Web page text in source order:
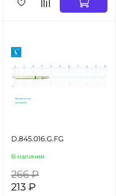
D.845.016.G.FG
В наличии
266 ₽
213 ₽